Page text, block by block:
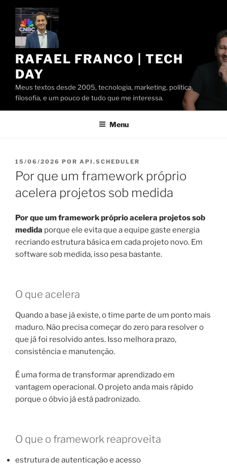
Pular
conteúdo
RAFAEL FRANCO | TECH
DAY
Meus textos desde 2005, tecnologia, marketing, política,
filosofia, e um pouco de tudo que me interessa.
Menu
PUBLICADO
EM
15/06/2026 POR API.SCHEDULER
Por que um framework próprio
acelera projetos sob medida
Por que um framework próprio acelera projetos sob
medida porque ele evita que a equipe gaste energia
recriando estrutura básica em cada projeto novo. Em
software sob medida, isso pesa bastante.
O que acelera
Quando a base já existe, o time parte de um ponto mais
maduro. Não precisa começar do zero para resolver o
que já foi resolvido antes. Isso melhora prazo,
consistência e manutenção.
É uma forma de transformar aprendizado em
vantagem operacional. O projeto anda mais rápido
porque o óbvio já está padronizado.
O que o framework reaproveita
estrutura de autenticação e acesso